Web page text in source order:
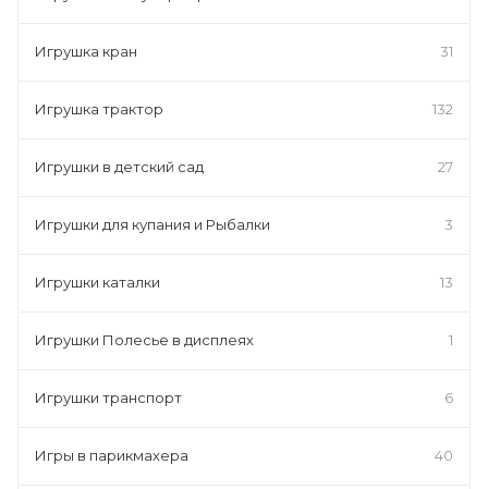
Игрушка кран 31
Игрушка трактор 132
Игрушки в детский сад 27
Игрушки для купания и Рыбалки 3
Игрушки каталки 13
Игрушки Полесье в дисплеях 1
Игрушки транспорт 6
Игры в парикмахера 40